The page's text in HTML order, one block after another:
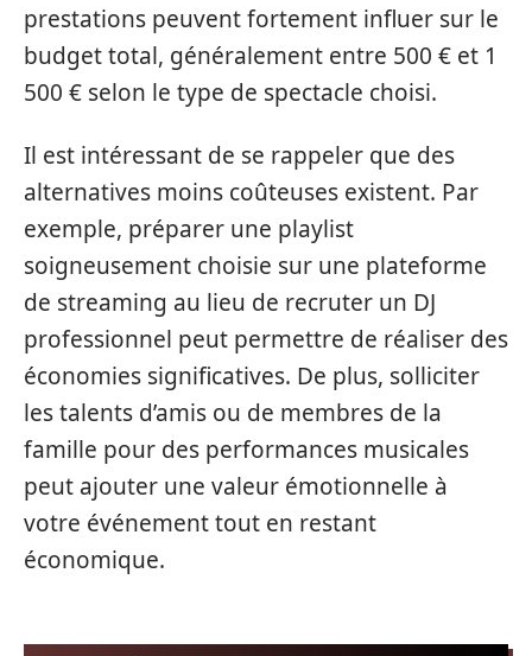
prestations peuvent fortement influer sur le
budget total, généralement entre 500 € et 1
500 € selon le type de spectacle choisi.
Il est intéressant de se rappeler que des
alternatives moins coûteuses existent. Par
exemple, préparer une playlist
soigneusement choisie sur une plateforme
de streaming au lieu de recruter un DJ
professionnel peut permettre de réaliser des
économies significatives. De plus, solliciter
les talents d’amis ou de membres de la
famille pour des performances musicales
peut ajouter une valeur émotionnelle à
votre événement tout en restant
économique.